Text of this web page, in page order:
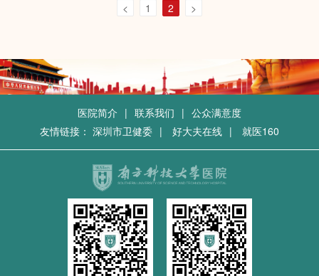
<
1 2 >
医院简介 | 联系我们 | 公众满意度
友情链接： 深圳市卫健委 | 好大夫在线 | 就医160